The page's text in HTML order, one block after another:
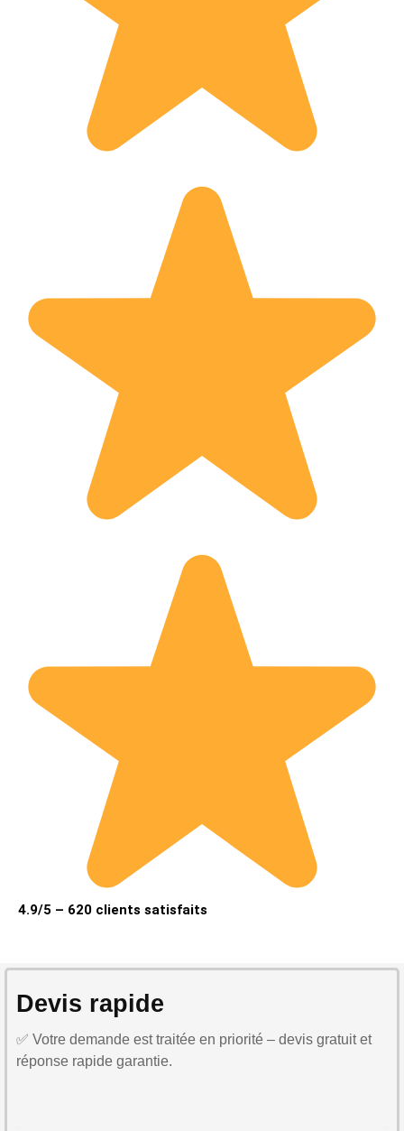
4.9/5 – 620 clients satisfaits
Devis rapide
✅ Votre demande est traitée en priorité – devis gratuit et
réponse rapide garantie.